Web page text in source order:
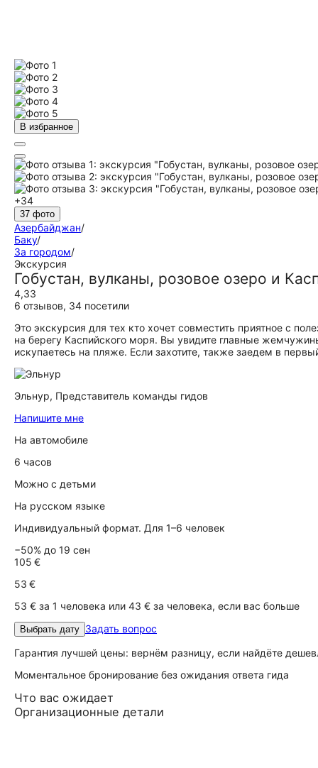
В избранное
+34
37 фото
Азербайджан/
Баку/
За городом/
Экскурсия
Гобустан, вулканы, розовое озеро и
4,33
6 отзывов, 34 посетили
Это экскурсия для тех кто хочет совместить приятное с
на берегу Каспийского моря. Вы увидите главные
искупаетесь на пляже. Если захотите, также заедем в
Эльнур, Представитель команды гидов
Напишите мне
На автомобиле
6 часов
Можно с детьми
На русском языке
Индивидуальный формат. Для 1–6 человек
−50% до 19 сен
105 €
53 €
53 € за 1 человека или 43 € за человека, если вас больше
Выбрать дату Задать вопрос
Гарантия лучшей цены: вернём разницу, если найдёте
Моментальное бронирование без ожидания ответа гида
Что вас ожидает
Организационные детали